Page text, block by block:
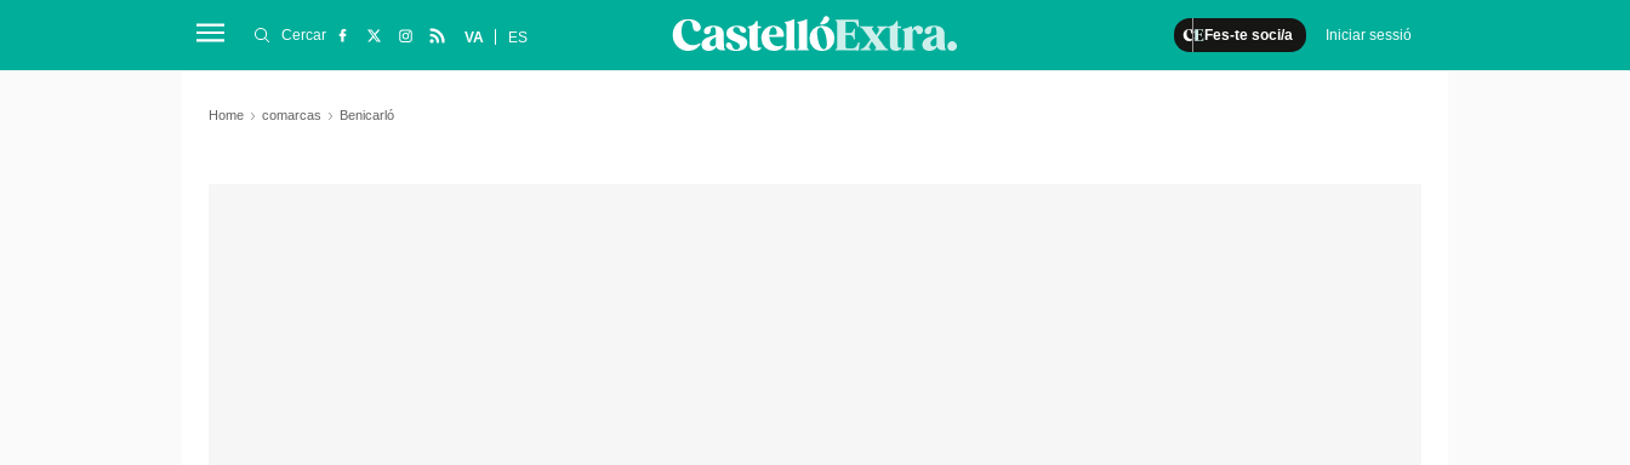
Fes-te soci/a Iniciar sessió
Cercar VA ES
Home comarcas Benicarló